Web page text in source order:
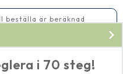
beställa är beräknad
i 70 steg!